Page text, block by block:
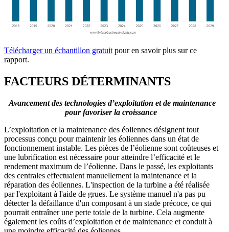
Télécharger un échantillon gratuit pour en savoir plus sur ce
rapport.
FACTEURS DÉTERMINANTS
Avancement des technologies d’exploitation et de maintenance
pour favoriser la croissance
L’exploitation et la maintenance des éoliennes désignent tout
processus conçu pour maintenir les éoliennes dans un état de
fonctionnement instable. Les pièces de l’éolienne sont coûteuses et
une lubrification est nécessaire pour atteindre l’efficacité et le
rendement maximum de l’éolienne. Dans le passé, les exploitants
des centrales effectuaient manuellement la maintenance et la
réparation des éoliennes. L'inspection de la turbine a été réalisée
par l'exploitant à l'aide de grues. Le système manuel n'a pas pu
détecter la défaillance d'un composant à un stade précoce, ce qui
pourrait entraîner une perte totale de la turbine. Cela augmente
également les coûts d’exploitation et de maintenance et conduit à